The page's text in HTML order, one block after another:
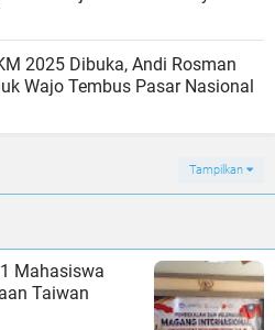
2025 Dibuka, Andi Rosman
Wajo Tembus Pasar Nasional
Tampilkan
Mahasiswa
Taiwan